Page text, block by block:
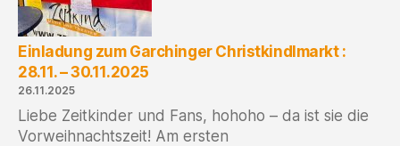
Einladung zum Garchinger Christkindlmarkt :
28.11. – 30.11.2025
26.11.2025
Liebe Zeitkinder und Fans, hohoho – da ist sie die
Vorweihnachtszeit! Am ersten